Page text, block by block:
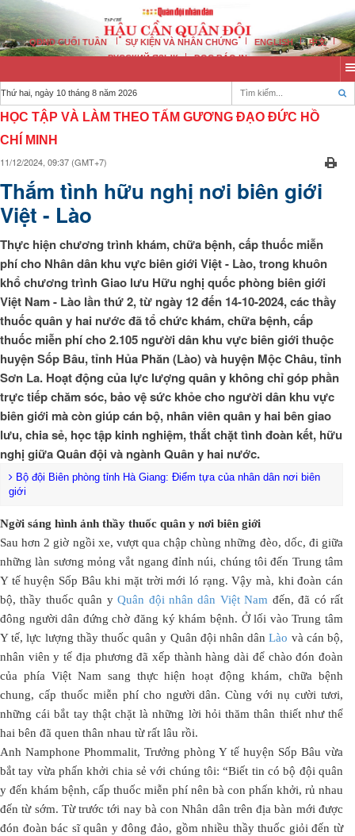
QĐND CUỐI TUẦN SỰ KIỆN VÀ NHÂN CHỨNG ENGLISH
中文
РУССКИЙ ЯЗЫК
ĐỌC BÁO IN
Thứ hai, ngày 10 tháng 8 năm 2026
HỌC TẬP VÀ LÀM THEO TẤM GƯƠNG ĐẠO ĐỨC HỒ
CHÍ MINH
11/12/2024, 09:37 (GMT+7)
Thắm tình hữu nghị nơi biên giới
Việt - Lào
Thực hiện chương trình khám, chữa bệnh, cấp thuốc miễn
phí cho Nhân dân khu vực biên giới Việt - Lào, trong khuôn
khổ chương trình Giao lưu Hữu nghị quốc phòng biên giới
Việt Nam - Lào lần thứ 2, từ ngày 12 đến 14-10-2024, các thầy
thuốc quân y hai nước đã tổ chức khám, chữa bệnh, cấp
thuốc miễn phí cho 2.105 người dân khu vực biên giới thuộc
huyện Sốp Bâu, tỉnh Hủa Phăn (Lào) và huyện Mộc Châu, tỉnh
Sơn La. Hoạt động của lực lượng quân y không chỉ góp phần
trực tiếp chăm sóc, bảo vệ sức khỏe cho người dân khu vực
biên giới mà còn giúp cán bộ, nhân viên quân y hai bên giao
lưu, chia sẻ, học tập kinh nghiệm, thắt chặt tình đoàn kết, hữu
nghị giữa Quân đội và ngành Quân y hai nước.
Bộ đội Biên phòng tỉnh Hà Giang: Điểm tựa của nhân dân nơi biên
giới
Ngời sáng hình ảnh thầy thuốc quân y nơi biên giới
Sau hơn 2 giờ ngồi xe, vượt qua chập chùng những đèo, dốc, đi giữa
những làn sương mỏng vắt ngang đỉnh núi, chúng tôi đến Trung tâm
Y tế huyện Sốp Bâu khi mặt trời mới ló rạng. Vậy mà, khi đoàn cán
bộ, thầy thuốc quân yQuân đội nhân dân Việt Nam đến, đã có rất
đông người dân đứng chờ đăng ký khám bệnh. Ở lối vào Trung tâm
Y tế, lực lượng thầy thuốc quân y Quân đội nhân dânLào và cán bộ,
nhân viên y tế địa phương đã xếp thành hàng dài để chào đón đoàn
của phía Việt Nam sang thực hiện hoạt động khám, chữa bệnh
chung, cấp thuốc miễn phí cho người dân. Cùng với nụ cười tươi,
những cái bắt tay thật chặt là những lời hỏi thăm thân thiết như thể
hai bên đã quen thân nhau từ rất lâu rồi.
Anh Namphone Phommalit, Trưởng phòng Y tế huyện Sốp Bâu vừa
bắt tay vừa phấn khởi chia sẻ với chúng tôi: “Biết tin có bộ đội quân
y đến khám bệnh, cấp thuốc miễn phí nên bà con phấn khởi, rủ nhau
đến từ sớm. Từ trước tới nay bà con Nhân dân trên địa bàn mới được
đón đoàn bác sĩ quân y đông đảo, gồm nhiều thầy thuốc giỏi đến từ